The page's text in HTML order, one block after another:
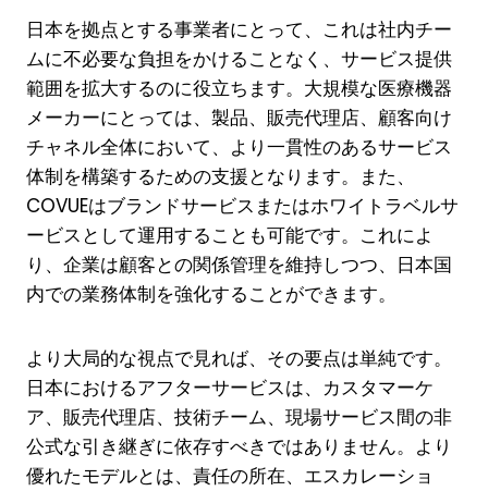
日本を拠点とする事業者にとって、これは社内チー
ムに不必要な負担をかけることなく、サービス提供
範囲を拡大するのに役立ちます。大規模な医療機器
メーカーにとっては、製品、販売代理店、顧客向け
チャネル全体において、より一貫性のあるサービス
体制を構築するための支援となります。また、
COVUEはブランドサービスまたはホワイトラベルサ
ービスとして運用することも可能です。これによ
り、企業は顧客との関係管理を維持しつつ、日本国
内での業務体制を強化することができます。
より大局的な視点で見れば、その要点は単純です。
日本におけるアフターサービスは、カスタマーケ
ア、販売代理店、技術チーム、現場サービス間の非
公式な引き継ぎに依存すべきではありません。より
優れたモデルとは、責任の所在、エスカレーショ